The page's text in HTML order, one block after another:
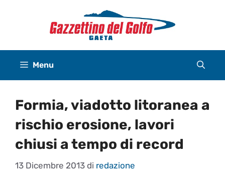
Menu
Formia, viadotto litoranea a
rischio erosione, lavori
chiusi a tempo di record
13 Dicembre 2013 di redazione